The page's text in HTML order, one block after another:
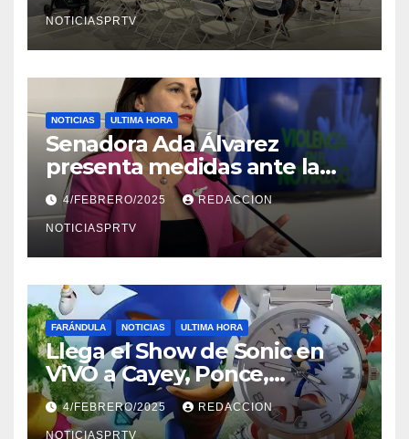
NOTICIASPRTV
NOTICIAS ULTIMA HORA
Senadora Ada Álvarez
presenta medidas ante la
violencia en el noviazgo
4/FEBRERO/2025 REDACCION
NOTICIASPRTV
FARÁNDULA NOTICIAS ULTIMA HORA
Llega el Show de Sonic en
ViVO a Cayey, Ponce,
Barceloneta y Humacao,
Relojes gratis para el que
4/FEBRERO/2025 REDACCION
NOTICIASPRTV